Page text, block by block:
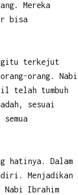
Mereka
bisa
terkejut
orang. Nabi
telah tumbuh
sesuai
hatinya. Dalam
Menjadikan
Nabi Ibrahim